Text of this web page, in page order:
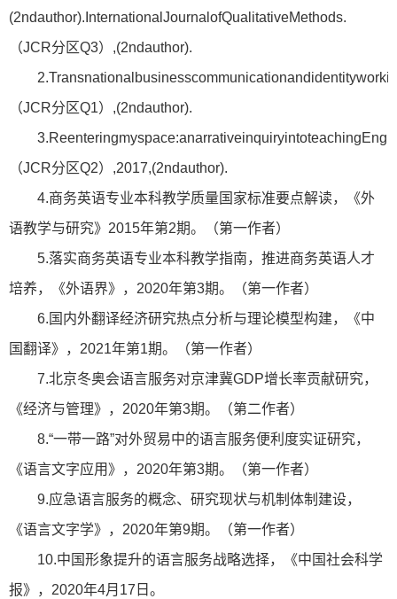
(2ndauthor).InternationalJournalofQualitativeMethods.
（JCR分区Q3）,(2ndauthor).
（JCR分区Q1）,(2ndauthor).
（JCR分区Q2）,2017,(2ndauthor).
4.商务英语专业本科教学质量国家标准要点解读，《外
语教学与研究》2015年第2期。（第一作者）
5.落实商务英语专业本科教学指南，推进商务英语人才
培养，《外语界》，2020年第3期。（第一作者）
6.国内外翻译经济研究热点分析与理论模型构建，《中
国翻译》，2021年第1期。（第一作者）
7.北京冬奥会语言服务对京津冀GDP增长率贡献研究，
《经济与管理》，2020年第3期。（第二作者）
8.“一带一路”对外贸易中的语言服务便利度实证研究，
《语言文字应用》，2020年第3期。（第一作者）
9.应急语言服务的概念、研究现状与机制体制建设，
《语言文字学》，2020年第9期。（第一作者）
10.中国形象提升的语言服务战略选择，《中国社会科学
报》，2020年4月17日。